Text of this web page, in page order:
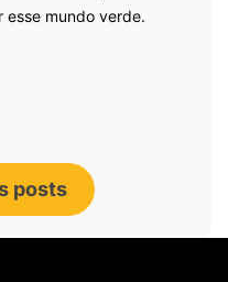
mundo verde.
posts